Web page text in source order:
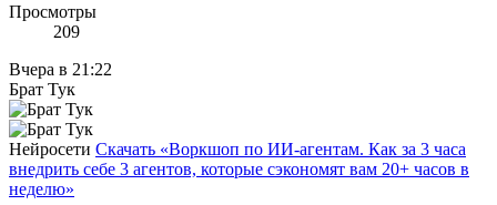
Просмотры
209
Вчера в 21:22
Брат Тук
Нейросети Скачать «Воркшоп по ИИ-агентам. Как за 3 часа
внедрить себе 3 агентов, которые сэкономят вам 20+ часов в
неделю»